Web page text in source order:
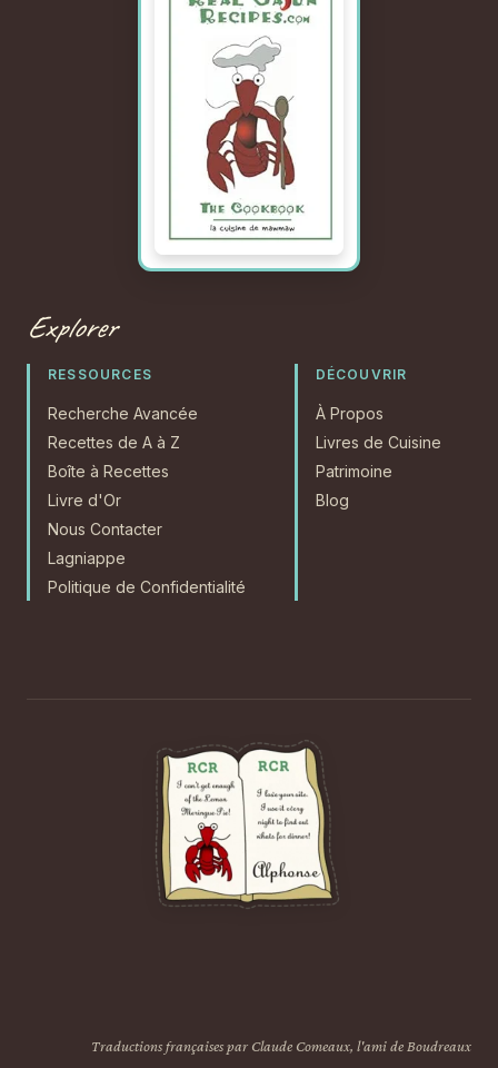
Explorer
RESSOURCES
Recherche Avancée
Recettes de A à Z
Boîte à Recettes
Livre d'Or
Nous Contacter
Lagniappe
Politique de Confidentialité
DÉCOUVRIR
À Propos
Livres de Cuisine
Patrimoine
Blog
Traductions françaises par Claude Comeaux, l'ami de Boudreaux